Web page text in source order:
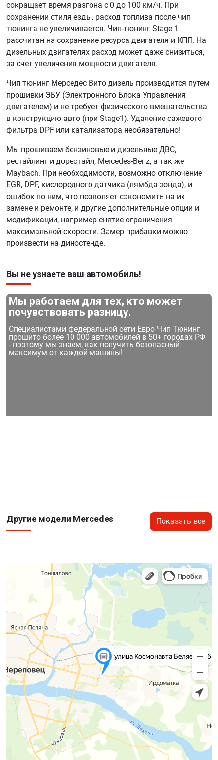
сокращает время разгона с 0 до 100 км/ч. При
сохранении стиля езды, расход топлива после чип
тюнинга не увеличивается. Чип-тюнинг Stage 1
рассчитан на сохранение ресурса двигателя и КПП. На
дизельных двигателях расход может даже снизиться,
за счет увеличения мощности двигателя.
Чип тюнинг Мерседес Вито дизель производится путем
прошивки ЭБУ (Электронного Блока Управления
двигателем) и не требует физического вмешательства
в конструкцию авто (при Stage1). Удаление сажевого
фильтра DPF или катализатора необязательно!
Мы прошиваем бензиновые и дизельные ДВС,
рестайлинг и дорестайл, Mercedes-Benz, а так же
Maybach. При необходимости, возможно отключение
EGR, DPF, кислородного датчика (лямбда зонда), и
ошибок по ним, что позволяет сэкономить на их
замене и ремонте, и другие дополнительные опции и
модификации, например снятие ограничения
максимальной скорости. Замер прибавки можно
произвести на диностенде.
Вы не узнаете ваш автомобиль!
Мы работаем для тех, кто может
почувствовать разницу.
Специалистами федеральной сети Евро Чип Тюнинг
прошито более 10 000 автомобилей в 50+ городах РФ
- поэтому мы знаем, как получить безопасный
максимум от каждой машины!
Другие модели Mercedes Показать все